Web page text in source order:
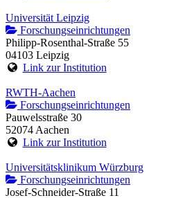
Universität Leipzig
Forschungseinrichtungen
Philipp-Rosenthal-Straße 55
04103 Leipzig
Link zur Institution
RWTH-Aachen
Forschungseinrichtungen
Pauwelsstraße 30
52074 Aachen
Link zur Institution
Universitätsklinikum Würzburg
Forschungseinrichtungen
Josef-Schneider-Straße 11